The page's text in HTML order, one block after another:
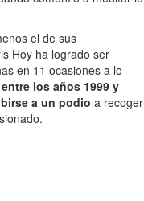
el de sus
Hoy ha logrado ser
en 11 ocasiones a lo
entre los años 1999 y
a un podio a recoger